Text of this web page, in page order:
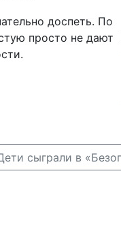
доспеть. По
просто не дают